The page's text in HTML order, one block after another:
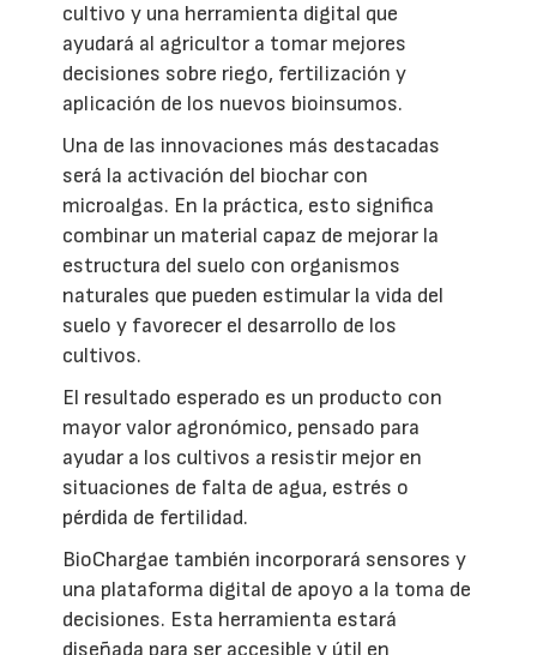
cultivo y una herramienta digital que
ayudará al agricultor a tomar mejores
decisiones sobre riego, fertilización y
aplicación de los nuevos bioinsumos.
Una de las innovaciones más destacadas
será la activación del biochar con
microalgas. En la práctica, esto significa
combinar un material capaz de mejorar la
estructura del suelo con organismos
naturales que pueden estimular la vida del
suelo y favorecer el desarrollo de los
cultivos.
El resultado esperado es un producto con
mayor valor agronómico, pensado para
ayudar a los cultivos a resistir mejor en
situaciones de falta de agua, estrés o
pérdida de fertilidad.
BioChargae también incorporará sensores y
una plataforma digital de apoyo a la toma de
decisiones. Esta herramienta estará
diseñada para ser accesible y útil en